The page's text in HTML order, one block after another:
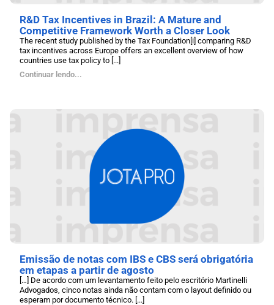
R&D Tax Incentives in Brazil: A Mature and
Competitive Framework Worth a Closer Look
The recent study published by the Tax Foundation[i] comparing R&D
tax incentives across Europe offers an excellent overview of how
countries use tax policy to [...]
Continuar lendo...
Emissão de notas com IBS e CBS será obrigatória
em etapas a partir de agosto
[…] De acordo com um levantamento feito pelo escritório Martinelli
Advogados, cinco notas ainda não contam com o layout definido ou
esperam por documento técnico. [...]